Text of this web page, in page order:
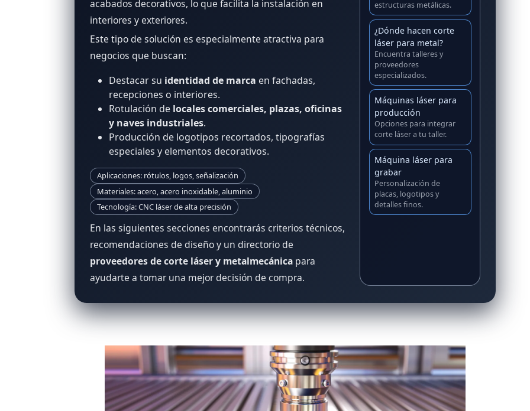
acabados decorativos, lo que facilita la instalación en
interiores y exteriores.
Este tipo de solución es especialmente atractiva para
negocios que buscan:
Destacar su identidad de marca en fachadas,
recepciones o interiores.
Rotulación de locales comerciales, plazas, oficinas
y naves industriales.
Producción de logotipos recortados, tipografías
especiales y elementos decorativos.
Aplicaciones: rótulos, logos, señalización
Materiales: acero, acero inoxidable, aluminio
Tecnología: CNC láser de alta precisión
En las siguientes secciones encontrarás criterios técnicos,
recomendaciones de diseño y un directorio de
proveedores de corte láser y metalmecánicapara
ayudarte a tomar una mejor decisión de compra.
estructuras metálicas.
¿Dónde hacen corte
láser para metal?
Encuentra talleres y
proveedores
especializados.
Máquinas láser para
producción
Opciones para integrar
corte láser a tu taller.
Máquina láser para
grabar
Personalización de
placas, logotipos y
detalles finos.